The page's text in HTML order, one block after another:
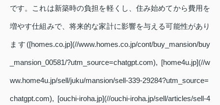
です。これは新築時の負担を軽くし、住み始めてから費用を
増やす仕組みで、将来的な家計に影響を与える可能性があり
ます([homes.co.jp](//www.homes.co.jp/cont/buy_mansion/buy
_mansion_00581/?utm_source=chatgpt.com), [home4u.jp](//w
ww.home4u.jp/sell/juku/mansion/sell-339-29284?utm_source=
chatgpt.com), [ouchi-iroha.jp](//ouchi-iroha.jp/sell/articles/sell-4